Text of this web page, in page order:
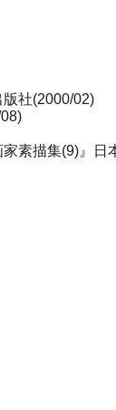
版社(2000/02)
家素描集(9)』日